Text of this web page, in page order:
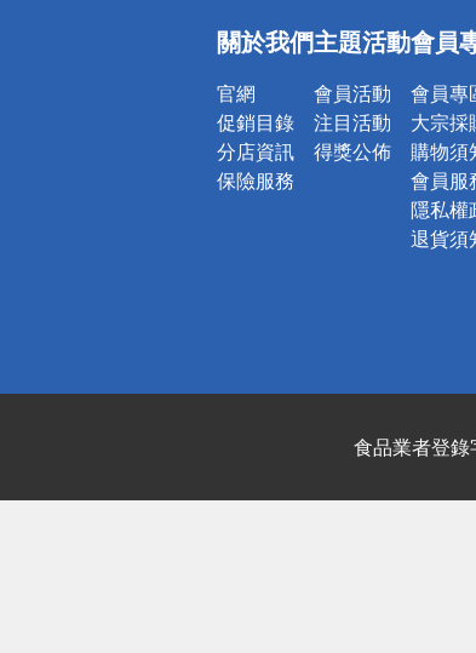
詐騙
關於我們
官網
促銷目錄
分店資訊
保險服務
主題活動
會員活動
注目活動
得獎公佈
會員
會員專
大宗採
購物須
會員服
隱私權
退貨須
食品業者登